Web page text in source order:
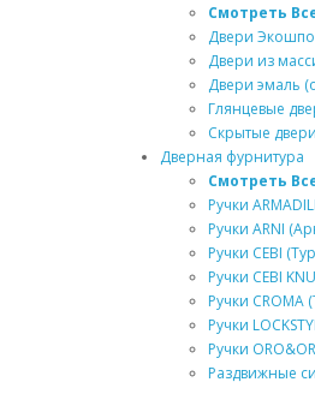
Смотреть
Двери
Двери из
Двери эмаль
Глянцевые
Скрытые двери
Дверная фурнитура
Смотреть
Ручки
Ручки ARNI
Ручки CEBI
Ручки CEBI
Ручки CROMA
Ручки
Ручки
Раздвижные